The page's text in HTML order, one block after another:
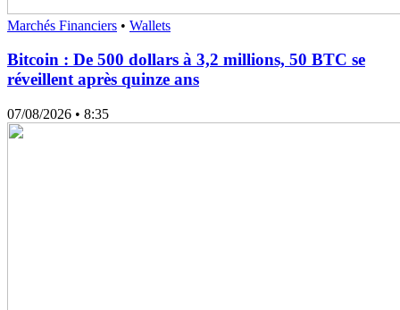
Marchés Financiers • Wallets
Bitcoin : De 500 dollars à 3,2 millions, 50 BTC se
réveillent après quinze ans
07/08/2026 • 8:35